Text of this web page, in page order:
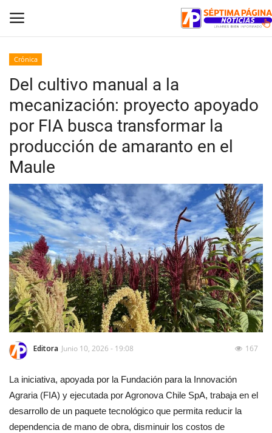
Inicio
Crónica
Policial
Tribunales
Deporte
Política
Espectáculos
Crónica
Del cultivo manual a la
mecanización: proyecto apoyado
por FIA busca transformar la
producción de amaranto en el
Maule
Editora Junio 10, 2026 - 19:08 167
La iniciativa, apoyada por la Fundación para la Innovación
Agraria (FIA) y ejecutada por Agronova Chile SpA, trabaja en el
desarrollo de un paquete tecnológico que permita reducir la
dependencia de mano de obra, disminuir los costos de